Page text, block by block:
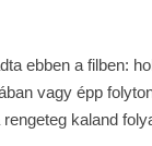
ebben a filben:
vagy épp
kaland